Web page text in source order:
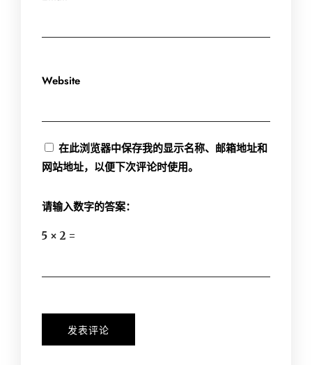
Website
在此浏览器中保存我的显示名称、邮箱地址和
网站地址，以便下次评论时使用。
请输入数字的答案：
5 × 2 =